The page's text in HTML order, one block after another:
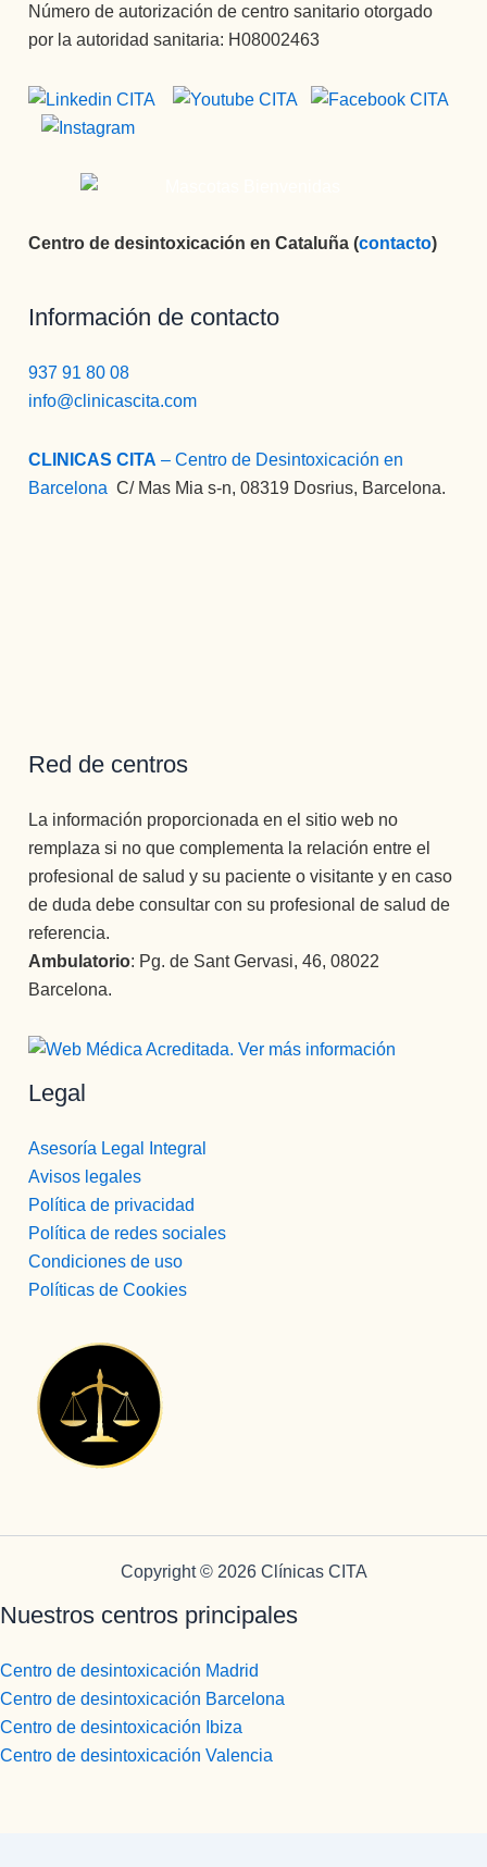
Número de autorización de centro sanitario otorgado
por la autoridad sanitaria: H08002463
Centro de desintoxicación en Cataluña (contacto)
Información de contacto
937 91 80 08
info@clinicascita.com
CLINICAS CITA – Centro de Desintoxicación en
Barcelona :C/ Mas Mia s-n, 08319 Dosrius, Barcelona.
Red de centros
La información proporcionada en el sitio web no
remplaza si no que complementa la relación entre el
profesional de salud y su paciente o visitante y en caso
de duda debe consultar con su profesional de salud de
referencia.
Ambulatorio: Pg. de Sant Gervasi, 46, 08022
Barcelona.
Legal
Asesoría Legal Integral
Avisos legales
Política de privacidad
Política de redes sociales
Condiciones de uso
Políticas de Cookies
Copyright © 2026 Clínicas CITA
Nuestros centros principales
Centro de desintoxicación Madrid
Centro de desintoxicación Barcelona
Centro de desintoxicación Ibiza
Centro de desintoxicación Valencia